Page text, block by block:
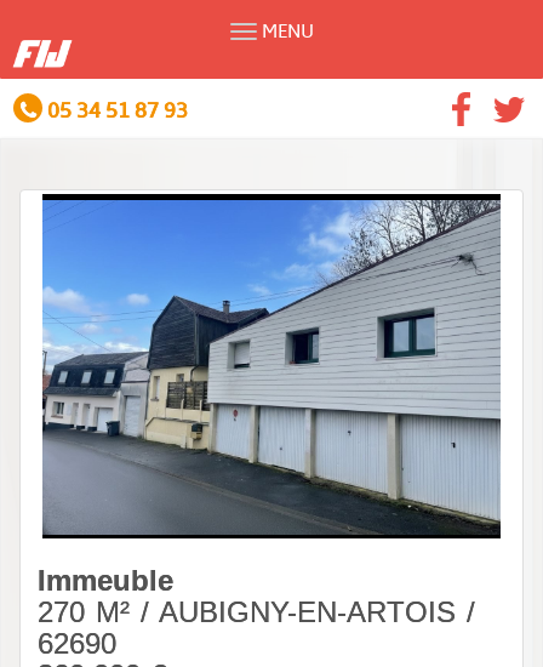
MENU
05 34 51 87 93
Immeuble
270 M² / AUBIGNY-EN-ARTOIS /
62690